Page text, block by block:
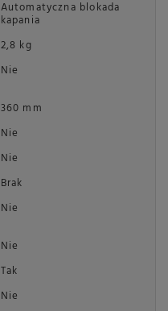
Automatyczna blokada
kapania
2,8 kg
Nie
360 mm
Nie
Nie
Brak
Nie
Nie
Tak
Nie